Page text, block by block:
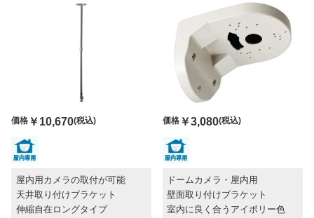
価格 ￥10,670(税込)
屋内用カメラの取付が可能
天井取り付けブラケット
伸縮自在ロングタイプ
価格￥3,080(税込)
ドームカメラ・屋内用
壁面取り付けブラケット
室内に良く合うアイボリー色